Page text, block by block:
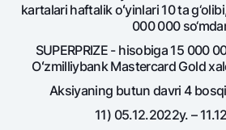
Kreditlar
Avtokredit
Mikroqarz
Ta’lim krеditi
Omonatlar
Hamma uchun
Jozibali
Vozmojno vse
Pul oʻtkazmalari
kartalari haftalik oʻyinlari 10 ta
000 000
SUPERPRIZE - hisobiga 15 000
Oʻzmilliybank Mastercard Gold
Aksiyaning butun davri 4
11) 05.12.2022y. –